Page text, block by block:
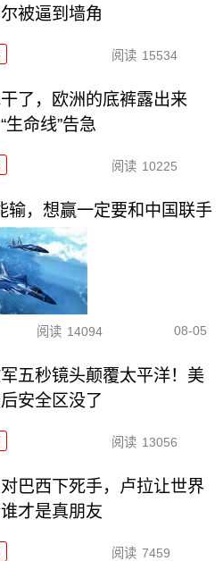
被逼到墙角
阅读 15534
了，欧洲的底裤露出来
生命线”告急
阅读 10225
输，想赢一定要和中国联手
阅读 14094 08-05
五秒镜头颠覆太平洋！美
安全区没了
阅读 13056
巴西下死手，卢拉让世界
才是真朋友
阅读 7459